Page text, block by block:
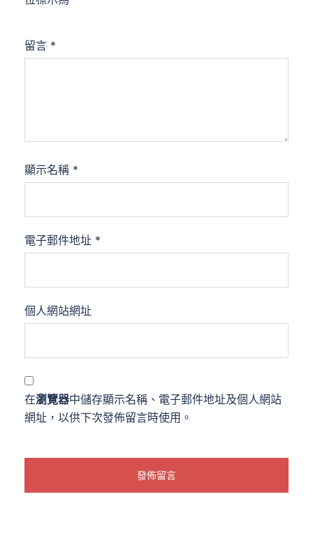
留言 *
顯示名稱 *
電子郵件地址 *
個人網站網址
在瀏覽器中儲存顯示名稱、電子郵件地址及個人網站
網址，以供下次發佈留言時使用。